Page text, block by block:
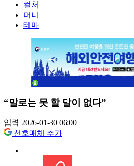
컬처
머니
테마
“말로는 못 할 말이 없다”
입력 2026-01-30 06:00
선호매체 추가